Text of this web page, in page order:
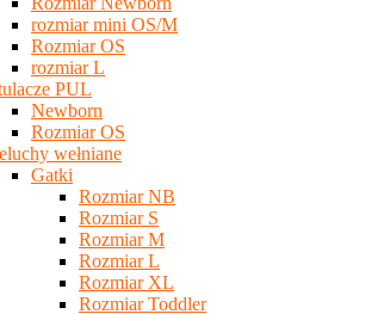
rozmiar mini OS/M
Rozmiar OS
rozmiar L
PUL
Newborn
Rozmiar OS
wełniane
Gatki
Rozmiar NB
Rozmiar S
Rozmiar M
Rozmiar L
Rozmiar XL
Rozmiar Toddler